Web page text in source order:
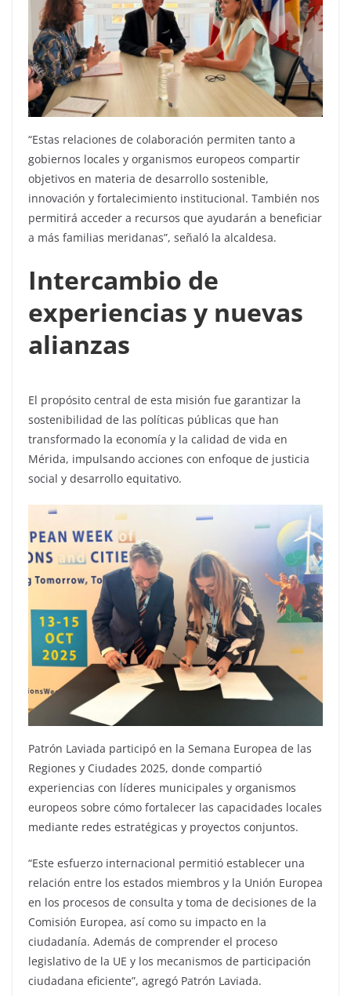
“Estas relaciones de colaboración permiten tanto a
gobiernos locales y organismos europeos compartir
objetivos en materia de desarrollo sostenible,
innovación y fortalecimiento institucional. También nos
permitirá acceder a recursos que ayudarán a beneficiar
a más familias meridanas”, señaló la alcaldesa.
Intercambio de
experiencias y nuevas
alianzas
El propósito central de esta misión fue garantizar la
sostenibilidad de las políticas públicas que han
transformado la economía y la calidad de vida en
Mérida, impulsando acciones con enfoque de justicia
social y desarrollo equitativo.
Patrón Laviada participó en la Semana Europea de las
Regiones y Ciudades 2025, donde compartió
experiencias con líderes municipales y organismos
europeos sobre cómo fortalecer las capacidades locales
mediante redes estratégicas y proyectos conjuntos.
“Este esfuerzo internacional permitió establecer una
relación entre los estados miembros y la Unión Europea
en los procesos de consulta y toma de decisiones de la
Comisión Europea, así como su impacto en la
ciudadanía. Además de comprender el proceso
legislativo de la UE y los mecanismos de participación
ciudadana eficiente”, agregó Patrón Laviada.